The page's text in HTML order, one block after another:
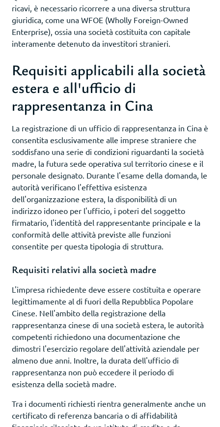
ricavi, è necessario ricorrere a una diversa struttura
giuridica, come una WFOE (Wholly Foreign-Owned
Enterprise), ossia una società costituita con capitale
interamente detenuto da investitori stranieri.
Requisiti applicabili alla società
estera e all'ufficio di
rappresentanza in Cina
La registrazione di un ufficio di rappresentanza in Cina è
consentita esclusivamente alle imprese straniere che
soddisfano una serie di condizioni riguardanti la società
madre, la futura sede operativa sul territorio cinese e il
personale designato. Durante l'esame della domanda, le
autorità verificano l'effettiva esistenza
dell'organizzazione estera, la disponibilità di un
indirizzo idoneo per l'ufficio, i poteri del soggetto
firmatario, l'identità del rappresentante principale e la
conformità delle attività previste alle funzioni
consentite per questa tipologia di struttura.
Requisiti relativi alla società madre
L'impresa richiedente deve essere costituita e operare
legittimamente al di fuori della Repubblica Popolare
Cinese. Nell'ambito della registrazione della
rappresentanza cinese di una società estera, le autorità
competenti richiedono una documentazione che
dimostri l'esercizio regolare dell'attività aziendale per
almeno due anni. Inoltre, la durata dell'ufficio di
rappresentanza non può eccedere il periodo di
esistenza della società madre.
Tra i documenti richiesti rientra generalmente anche un
certificato di referenza bancaria o di affidabilità